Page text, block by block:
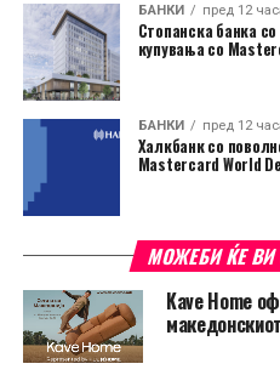
БАНКИ пред 12
Стопанска банка
купувања со
БАНКИ пред 12
Халкбанк со
Mastercard World
МОЖЕБИ ЌЕ
Kave Home